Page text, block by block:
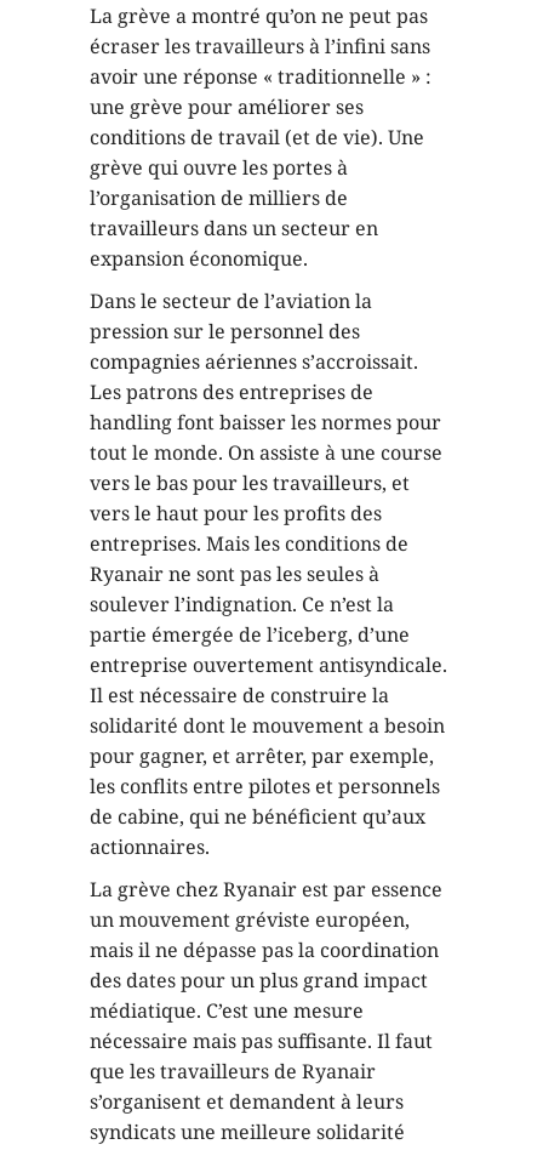
La grève a montré qu’on ne peut pas
écraser les travailleurs à l’infini sans
avoir une réponse « traditionnelle » :
une grève pour améliorer ses
conditions de travail (et de vie). Une
grève qui ouvre les portes à
l’organisation de milliers de
travailleurs dans un secteur en
expansion économique.
Dans le secteur de l’aviation la
pression sur le personnel des
compagnies aériennes s’accroissait.
Les patrons des entreprises de
handling font baisser les normes pour
tout le monde. On assiste à une course
vers le bas pour les travailleurs, et
vers le haut pour les profits des
entreprises. Mais les conditions de
Ryanair ne sont pas les seules à
soulever l’indignation. Ce n’est la
partie émergée de l’iceberg, d’une
entreprise ouvertement antisyndicale.
Il est nécessaire de construire la
solidarité dont le mouvement a besoin
pour gagner, et arrêter, par exemple,
les conflits entre pilotes et personnels
de cabine, qui ne bénéficient qu’aux
actionnaires.
La grève chez Ryanair est par essence
un mouvement gréviste européen,
mais il ne dépasse pas la coordination
des dates pour un plus grand impact
médiatique. C’est une mesure
nécessaire mais pas suffisante. Il faut
que les travailleurs de Ryanair
s’organisent et demandent à leurs
syndicats une meilleure solidarité